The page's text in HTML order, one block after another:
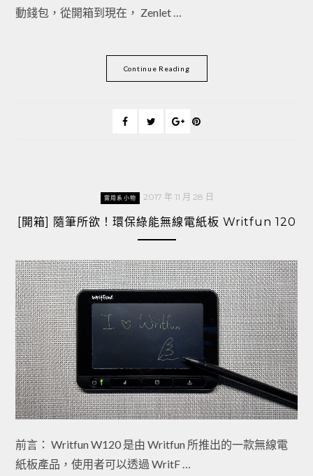
動錢包，從開箱到現在， Zenlet …
Continue Reading
實用系小物 2017 年 11 月 28 日
[開箱] 隨筆所欲！環保綠能無線電紙板 Writfun 120
前言： Writfun W120 是由 Writfun 所推出的一款無線電
紙板產品，使用者可以透過 WritF …